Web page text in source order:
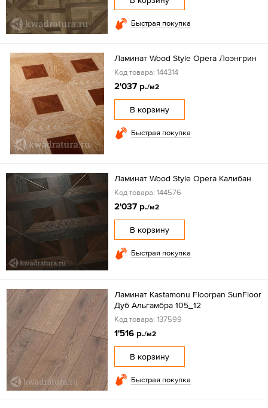
Быстрая покупка
Ламинат Wood Style Opera Лоэнгрин
Код товара: 144314
2'037 р./м2
В корзину
Быстрая покупка
Ламинат Wood Style Opera Калибан
Код товара: 144576
2'037 р./м2
В корзину
Быстрая покупка
Ламинат Kastamonu Floorpan SunFloor
Дуб Альгамбра 105_12
Код товара: 137599
1'516 р./м2
В корзину
Быстрая покупка